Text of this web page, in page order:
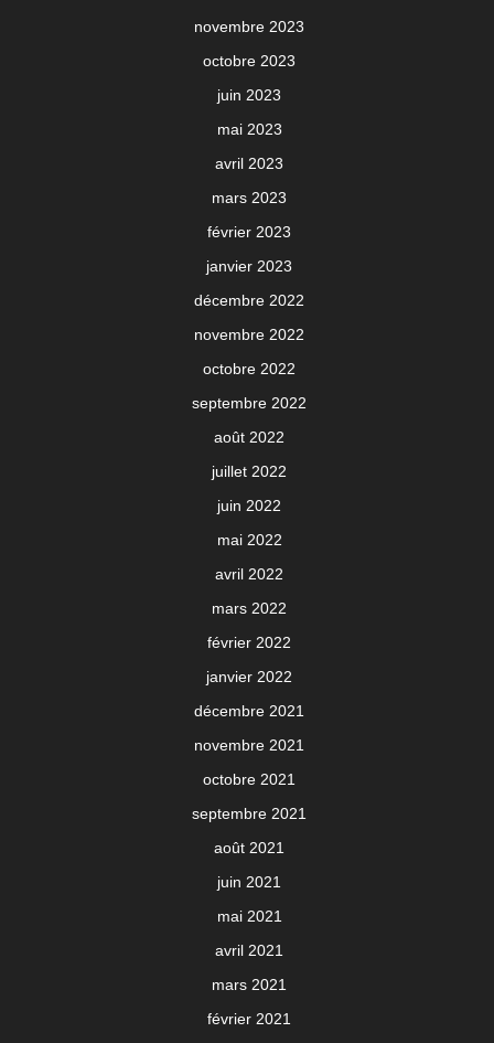
novembre 2023
octobre 2023
juin 2023
mai 2023
avril 2023
mars 2023
février 2023
janvier 2023
décembre 2022
novembre 2022
octobre 2022
septembre 2022
août 2022
juillet 2022
juin 2022
mai 2022
avril 2022
mars 2022
février 2022
janvier 2022
décembre 2021
novembre 2021
octobre 2021
septembre 2021
août 2021
juin 2021
mai 2021
avril 2021
mars 2021
février 2021